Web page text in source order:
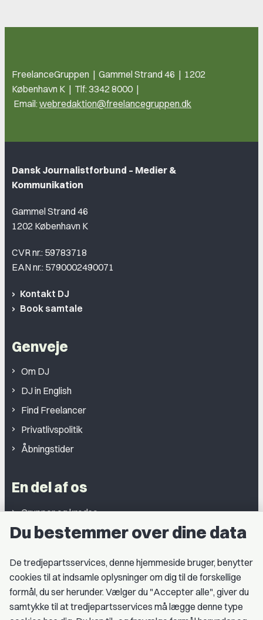
FreelanceGruppen | Gammel Strand 46 | 1202
København K | Tlf: 3342 8000 |
Email: webredaktion@freelancegruppen.dk
Dansk Journalistforbund – Medier &
Kommunikation
Gammel Strand 46
1202 København K
CVR nr.: 59783718
EAN nr.: 5790002490071
Kontakt DJ
Book samtale
Genveje
Om DJ
DJ in English
Find Freelancer
Privatlivspolitik
Åbningstider
En del af os
Grupper og kredse
Studentergrupper
Medlemskab
Fordele som medlem
Du bestemmer over dine data
De tredjepartsservices, denne hjemmeside bruger, benytter
cookies til at indsamle oplysninger om dig til de forskellige
formål, du ser herunder. Vælger du "Accepter alle", giver du
samtykke til at tredjepartsservices må lægge denne type